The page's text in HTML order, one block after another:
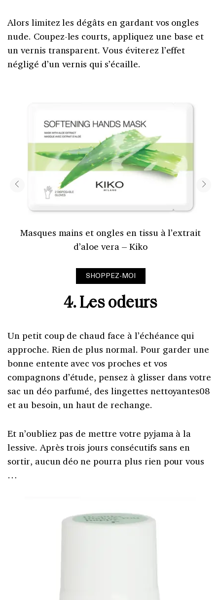
Alors limitez les dégâts en gardant vos ongles
nude. Coupez-les courts, appliquez une base et
un vernis transparent. Vous éviterez l’effet
négligé d’un vernis qui s’écaille.
Masques mains et ongles en tissu à l’extrait
d’aloe vera – Kiko
SHOPPEZ-MOI
4. Les odeurs
Un petit coup de chaud face à l’échéance qui
approche. Rien de plus normal. Pour garder une
bonne entente avec vos proches et vos
compagnons d’étude, pensez à glisser dans votre
sac un déo parfumé, des lingettes nettoyantes08
et au besoin, un haut de rechange.
Et n’oubliez pas de mettre votre pyjama à la
lessive. Après trois jours consécutifs sans en
sortir, aucun déo ne pourra plus rien pour vous
…